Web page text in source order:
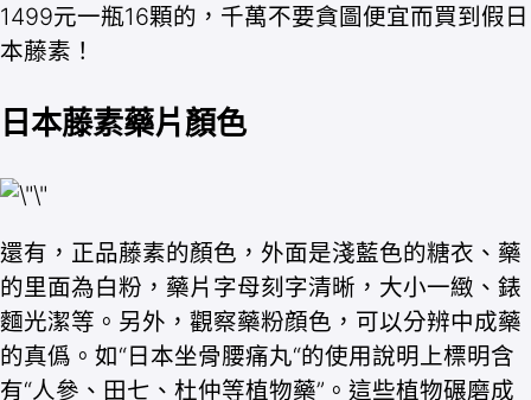
1499元一瓶16顆的，千萬不要貪圖便宜而買到假日
本藤素！
日本藤素藥片顏色
還有，正品藤素的顏色，外面是淺藍色的糖衣、藥
的里面為白粉，藥片字母刻字清晰，大小一緻、錶
麵光潔等。另外，觀察藥粉顔色，可以分辨中成藥
的真僞。如“日本坐骨腰痛丸“的使用說明上標明含
有“人參、田七、杜仲等植物藥”。這些植物碾磨成